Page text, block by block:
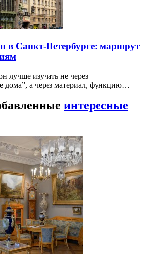
в Санкт-Петербурге: маршрут
лучше изучать не через
дома”, а через материал, функцию…
интересные